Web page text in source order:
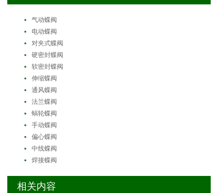
气动蝶阀
电动蝶阀
对夹式蝶阀
硬密封蝶阀
软密封蝶阀
伸缩蝶阀
通风蝶阀
法兰蝶阀
蜗轮蝶阀
手动蝶阀
偏心蝶阀
中线蝶阀
焊接蝶阀
相关内容